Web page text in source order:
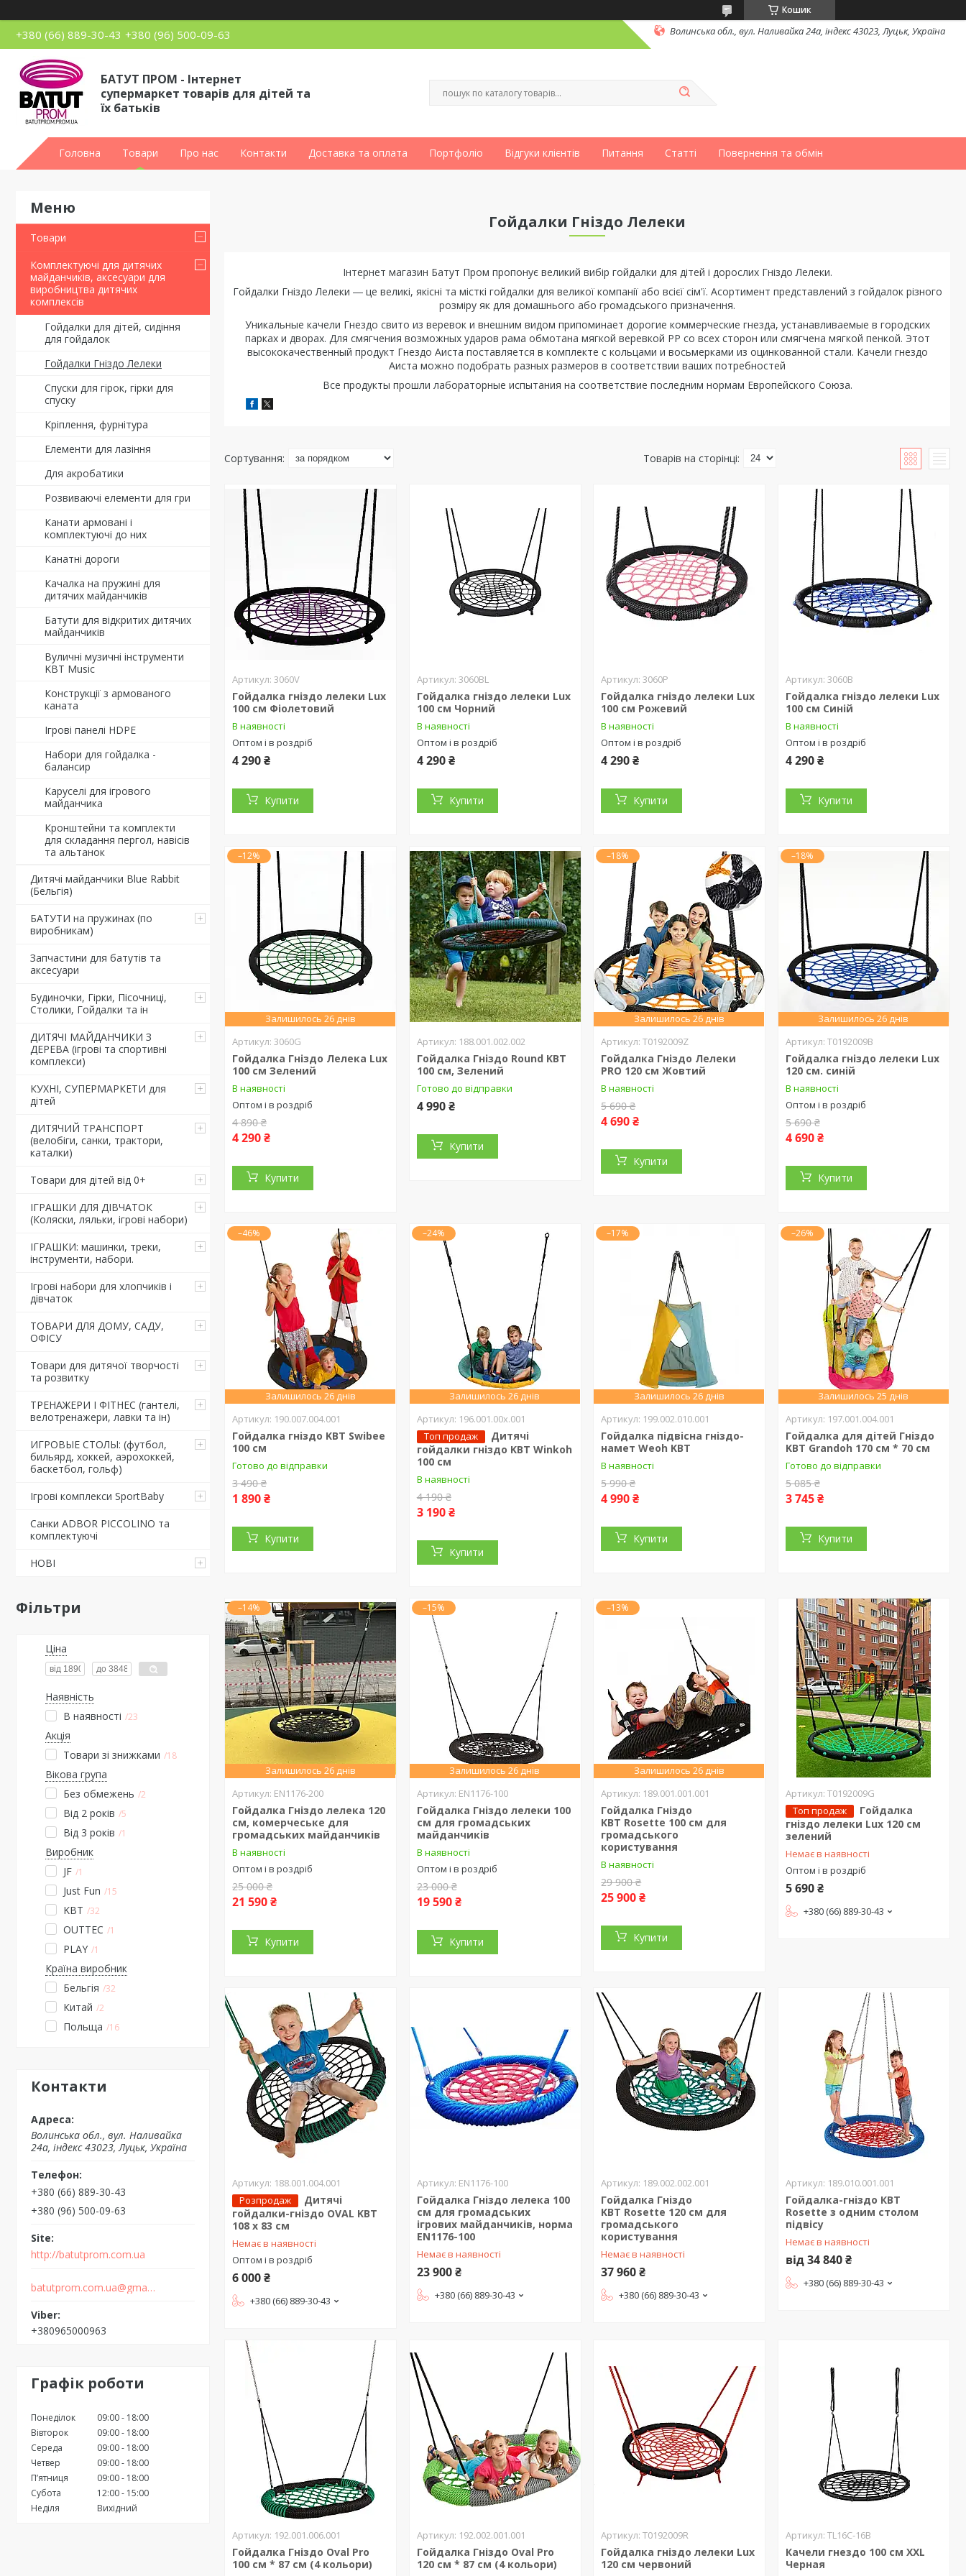
Кошик
+380 (66) 889-30-43 +380 (96) 500-09-63 Волинська обл., вул. Наливайка 24а, індекс 43023, Луцьк, Україна
БАТУТ ПРОМ - Інтернет
супермаркет товарів для дітей та
їх батьків
Головна Товари Про нас Контакти Доставка та оплата Портфоліо Відгуки клієнтів Питання Статті Повернення та обмін
Товари
Комплектуючі для дитячих
майданчиків, аксесуари для
виробництва дитячих
комплексів
Гойдалки для дітей, сидіння
для гойдалок
Гойдалки Гніздо Лелеки
Спуски для гірок, гірки для
спуску
Кріплення, фурнітура
Елементи для лазіння
Для акробатики
Розвиваючі елементи для гри
Канати армовані і
комплектуючі до них
Канатні дороги
Качалка на пружині для
дитячих майданчиків
Батути для відкритих дитячих
майданчиків
Вуличні музичні інструменти
KBT Music
Конструкції з армованого
каната
Ігрові панелі HDPE
Набори для гойдалка -
балансир
Каруселі для ігрового
майданчика
Кронштейни та комплекти
для складання пергол, навісів
та альтанок
Дитячі майданчики Blue Rabbit
(Бельгія)
БАТУТИ на пружинах (по
виробникам)
Запчастини для батутів та
аксесуари
Будиночки, Гірки, Пісочниці,
Столики, Гойдалки та ін
ДИТЯЧІ МАЙДАНЧИКИ З
ДЕРЕВА (ігрові та спортивні
комплекси)
КУХНІ, СУПЕРМАРКЕТИ для
дітей
ДИТЯЧИЙ ТРАНСПОРТ
(велобіги, санки, трактори,
каталки)
Товари для дітей від 0+
ІГРАШКИ ДЛЯ ДІВЧАТОК
(Коляски, ляльки, ігрові набори)
ІГРАШКИ: машинки, треки,
інструменти, набори.
Ігрові набори для хлопчиків і
дівчаток
ТОВАРИ ДЛЯ ДОМУ, САДУ,
ОФІСУ
Товари для дитячої творчості
та розвитку
ТРЕНАЖЕРИ І ФІТНЕС (гантелі,
велотренажери, лавки та ін)
ИГРОВЫЕ СТОЛЫ: (футбол,
бильярд, хоккей, аэрохоккей,
баскетбол, гольф)
Ігрові комплекси SportBaby
Санки ADBOR PICCOLINO та
комплектуючі
НОВІ
Фільтри
Ціна
Наявність
В наявності 23
Акція
Товари зі знижками
18
Вікова група
Без обмежень 2
Від 2 років 5
Від 3 років 1
Виробник
JF 1
Just Fun 15
KBT 32
OUTTEC 1
PLAY 1
Країна виробник
Бельгія 32
Китай 2
Польща 16
Контакти
Волинська обл., вул. Наливайка
24а, індекс 43023, Луцьк, Україна
+380 (66) 889-30-43
+380 (96) 500-09-63
http://batutprom.com.ua
batutprom.com.ua@gmail.com
+380965000963
Графік роботи
Понеділок 09:00
18:00
Вівторок
09:00
18:00
Середа
09:00
18:00
Четвер
09:00
18:00
Пʼятниця
09:00
18:00
Субота
12:00
15:00
Неділя
Вихідний
Гойдалки Гніздо Лелеки
Інтернет магазин Батут Пром пропонує великий вибір гойдалки для дітей і дорослих Гніздо Лелеки.
Гойдалки Гніздо Лелеки ― це великі, якісні та місткі гойдалки для великої компанії або всієї сім'ї. Асортимент представлений з гойдалок різного
розміру як для домашнього або громадського призначення.
Уникальные качели Гнездо свито из веревок и внешним видом припоминает дорогие коммерческие гнезда, устанавливаемые в городских
парках и дворах. Для смягчения возможных ударов рама обмотана мягкой веревкой РР со всех сторон или смягчена мягкой пенкой. Этот
высококачественный продукт Гнездо Аиста поставляется в комплекте с кольцами и восьмерками из оцинкованной стали. Качели гнездо
Аиста можно подобрать разных размеров в соответствии ваших потребностей
Все продукты прошли лабораторные испытания на соответствие последним нормам Европейского Союза.
3060V
Гойдалка гніздо лелеки Lux
100 см Фіолетовий
В наявності
Оптом і в роздріб
4 290 ₴
Купити
3060BL
Гойдалка гніздо лелеки Lux
100 см Чорний
В наявності
Оптом і в роздріб
4 290 ₴
Купити
3060P
Гойдалка гніздо лелеки Lux
100 см Рожевий
В наявності
Оптом і в роздріб
4 290 ₴
Купити
3060B
Гойдалка гніздо лелеки Lux
100 см Синій
В наявності
Оптом і в роздріб
4 290 ₴
Купити
–12%
Залишилось 26 днів
3060G
Гойдалка Гніздо Лелека Lux
100 см Зелений
В наявності
Оптом і в роздріб
4 890 ₴
4 290 ₴
Купити
188.001.002.002
Гойдалка Гніздо Round KBT
100 см, Зелений
Готово до відправки
4 990 ₴
Купити
–18%
Залишилось 26 днів
T0192009Z
Гойдалка Гніздо Лелеки
PRO 120 см Жовтий
В наявності
5 690 ₴
4 690 ₴
Купити
–18%
Залишилось 26 днів
T0192009B
Гойдалка гніздо лелеки Lux
120 см. синій
В наявності
Оптом і в роздріб
5 690 ₴
4 690 ₴
Купити
–46%
Залишилось 26 днів
190.007.004.001
Гойдалка гніздо KBT Swibee
100 см
Готово до відправки
3 490 ₴
1 890 ₴
Купити
–24%
Залишилось 26 днів
196.001.00x.001
Топ продаж
Дитячі
гойдалки гніздо KBT Winkoh
100 см
В наявності
4 190 ₴
3 190 ₴
Купити
–17%
Залишилось 26 днів
199.002.010.001
Гойдалка підвісна гніздо-
намет Weoh KBT
В наявності
5 990 ₴
4 990 ₴
Купити
–26%
Залишилось 25 днів
197.001.004.001
Гойдалка для дітей Гніздо
KBT Grandoh 170 см * 70 см
Готово до відправки
5 085 ₴
3 745 ₴
Купити
–14%
Залишилось 26 днів
EN1176-200
Гойдалка Гніздо лелека 120
см, комерчеське для
громадських майданчиків
В наявності
Оптом і в роздріб
25 000 ₴
21 590 ₴
Купити
–15%
Залишилось 26 днів
EN1176-100
Гойдалка Гніздо лелеки 100
см для громадських
майданчиків
В наявності
Оптом і в роздріб
23 000 ₴
19 590 ₴
Купити
–13%
Залишилось 26 днів
189.001.001.001
Гойдалка Гніздо
KBT Rosette 100 см для
громадського
користування
В наявності
29 900 ₴
25 900 ₴
Купити
T0192009G
Топ продаж
Гойдалка
гніздо лелеки Lux 120 см
зелений
Немає в наявності
Оптом і в роздріб
5 690 ₴
+380 (66) 889-30-43
188.001.004.001
Розпродаж
Дитячі
гойдалки-гніздо OVAL KBT
108 x 83 см
Немає в наявності
Оптом і в роздріб
6 000 ₴
+380 (66) 889-30-43
EN1176-100
Гойдалка Гніздо лелека 100
см для громадських
ігрових майданчиків, норма
EN1176-100
Немає в наявності
23 900 ₴
+380 (66) 889-30-43
189.002.002.001
Гойдалка Гніздо
KBT Rosette 120 см для
громадського
користування
Немає в наявності
37 960 ₴
+380 (66) 889-30-43
189.010.001.001
Гойдалка-гніздо КВТ
Rosette з одним столом
підвісу
Немає в наявності
від 34 840 ₴
+380 (66) 889-30-43
192.001.006.001
Гойдалка Гніздо Oval Pro
100 см * 87 см (4 кольори)
192.002.001.001
Гойдалка Гніздо Oval Pro
120 см * 87 см (4 кольори)
T0192009R
Гойдалка гніздо лелеки Lux
120 см червоний
TL16C-16B
Качели гнездо 100 см XXL
Черная